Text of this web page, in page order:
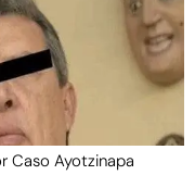
Caso Ayotzinapa